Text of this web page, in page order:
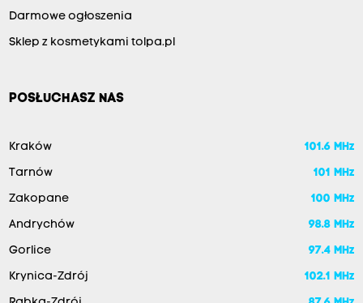
Darmowe ogłoszenia
Sklep z kosmetykami tolpa.pl
POSŁUCHASZ NAS
Kraków 101.6 MHz
Tarnów 101 MHz
Zakopane 100 MHz
Andrychów 98.8 MHz
Gorlice 97.4 MHz
Krynica-Zdrój 102.1 MHz